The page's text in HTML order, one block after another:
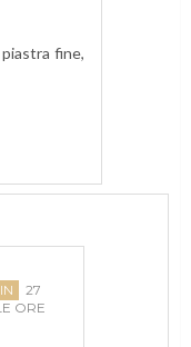
fine,
27
ORE